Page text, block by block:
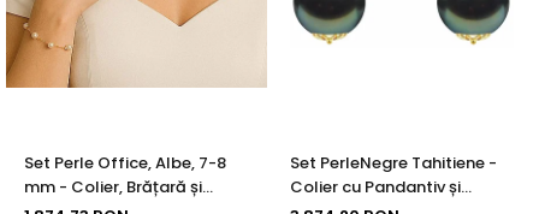
Seturi Perle cu Argint
Brățări cu Perle
Pandantive cu Perle
Set Perle Office, Albe, 7-8
mm - Colier, Brățară și
Set PerleNegre Tahitiene -
Colier cu Pandantiv și